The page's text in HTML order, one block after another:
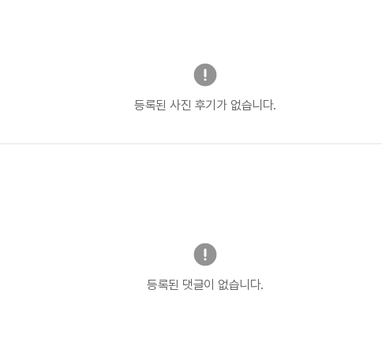
등록된 사진 후기가 없습니다.
등록된 댓글이 없습니다.